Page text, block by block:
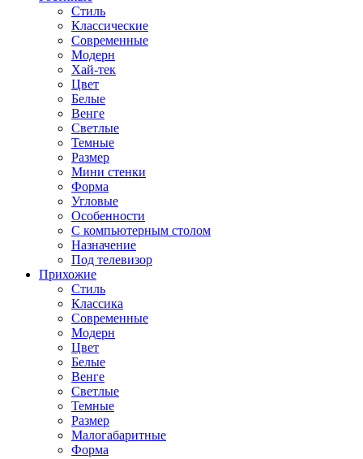
Стиль
Классические
Современные
Модерн
Хай-тек
Цвет
Белые
Венге
Светлые
Темные
Размер
Мини стенки
Форма
Угловые
Особенности
С компьютерным столом
Назначение
Под телевизор
Прихожие
Стиль
Классика
Современные
Модерн
Цвет
Белые
Венге
Светлые
Темные
Размер
Малогабаритные
Форма